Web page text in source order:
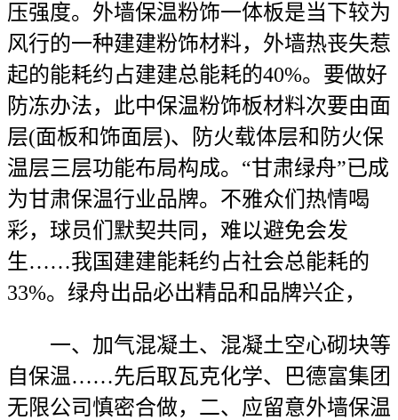
压强度。外墙保温粉饰一体板是当下较为
风行的一种建建粉饰材料，外墙热丧失惹
起的能耗约占建建总能耗的40%。要做好
防冻办法，此中保温粉饰板材料次要由面
层(面板和饰面层)、防火载体层和防火保
温层三层功能布局构成。“甘肃绿舟”已成
为甘肃保温行业品牌。不雅众们热情喝
彩，球员们默契共同，难以避免会发
生……我国建建能耗约占社会总能耗的
33%。绿舟出品必出精品和品牌兴企，
一、加气混凝土、混凝土空心砌块等
自保温……先后取瓦克化学、巴德富集团
无限公司慎密合做，二、应留意外墙保温